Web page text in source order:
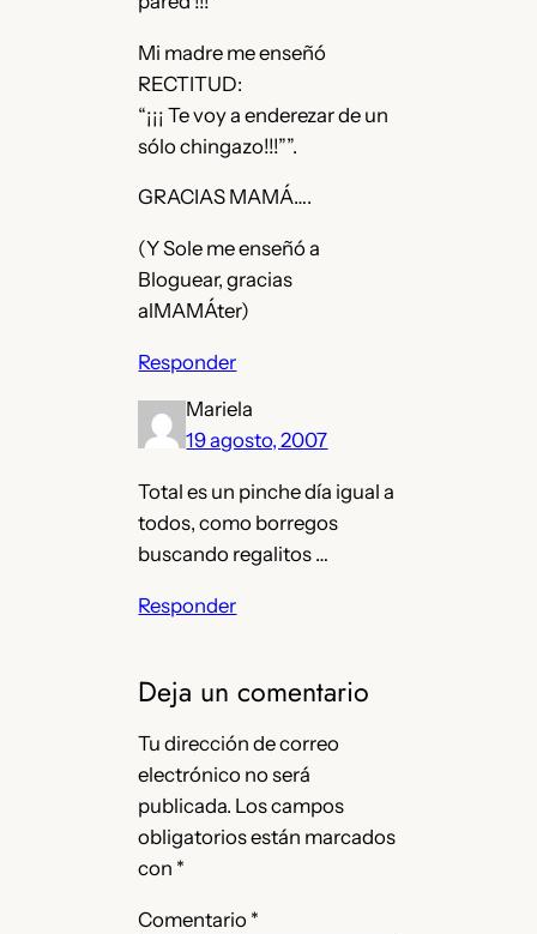
Mi madre me enseñó
RECTITUD:
“¡¡¡ Te voy a enderezar de un
sólo chingazo!!!””.
GRACIAS MAMÁ….
(Y Sole me enseñó a
Bloguear, gracias
alMAMÁter)
Responder
Mariela
19 agosto, 2007
Total es un pinche día igual a
todos, como borregos
buscando regalitos …
Responder
Deja un comentario
Tu dirección de correo
electrónico no será
publicada. Los campos
obligatorios están marcados
con *
Comentario *